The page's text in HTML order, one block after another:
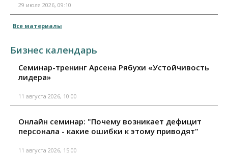
29 июля 2026, 09:10
Все материалы
Бизнес календарь
Семинар-тренинг Арсена Рябухи «Устойчивость
лидера»
11 августа 2026, 10:00
Онлайн семинар: "Почему возникает дефицит
персонала - какие ошибки к этому приводят"
11 августа 2026, 15:00